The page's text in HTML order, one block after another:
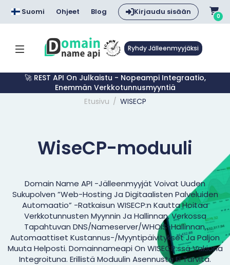
Suomi Ohjeet Blog Kirjaudu sisään 0
Ryhdy Jälleenmyyjäksi
🚀 REST API On Julkaistu - Nopeampi Integraatio,
Enemmän Verkkotunnusmyyntiä
Etusivu
WISECP
WiseCP-moduuli
Domain Name API -jälleenmyyjät Voivat Uuden
Sukupolven ”web-Hosting Ja Digitaalisten Palveluiden
Automaatio” -ratkaisun WISECP:n Kautta Hoitaa
Verkkotunnusten Myynnin Ja Hallinnan, Verkossa
Tapahtuvan DNS/nameserver/WHOIS-Hallinnan,
Automaattiset Kustannus-/myyntipäivitykset Ja Paljon
Muuta Helposti. Domainnameapi On WISECP:ssä Vakiona
Integroituna. Erillistä Moduulin Asennusta Ei Tarvita.